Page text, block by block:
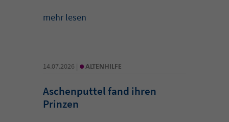
mehr lesen
14.07.2026 | • ALTENHILFE
Aschenputtel fand ihren
Prinzen